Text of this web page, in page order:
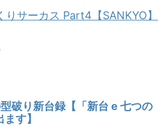
りサーカス Part4【SANKYO】
破り新台録【「新台 e 七つの
す】